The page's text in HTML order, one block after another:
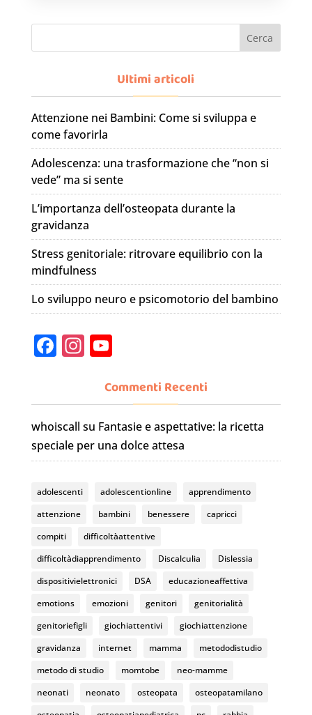
Cerca
Ultimi articoli
Attenzione nei Bambini: Come si sviluppa e
come favorirla
Adolescenza: una trasformazione che “non si
vede” ma si sente
L’importanza dell’osteopata durante la
gravidanza
Stress genitoriale: ritrovare equilibrio con la
mindfulness
Lo sviluppo neuro e psicomotorio del bambino
F
e
b
o
k
In
gr
a
m
Y
u
T
u
b
C
h
a
n
n
el
Commenti Recenti
whoiscall su Fantasie e aspettative: la ricetta
speciale per una dolce attesa
adolescenti adolescentionline
apprendimento
attenzione
bambini benessere
capricci
compiti
difficoltàattentive
difficoltàdiapprendimento
Discalculia
Dislessia
dispositivielettronici
DSA
educazioneaffettiva
emotions
emozioni genitori
genitorialità
genitoriefigli
giochiattentivi
giochiattenzione
gravidanza
internet mamma
metododistudio
metodo di studio
momtobe
neo-mamme
neonati
neonato osteopata
osteopatamilano